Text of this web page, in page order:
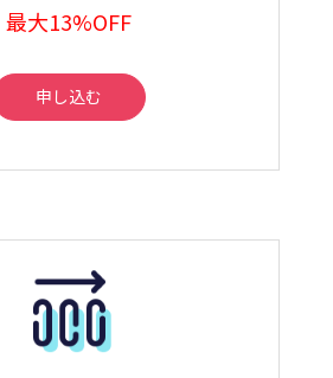
最大13%OFF
申し込む